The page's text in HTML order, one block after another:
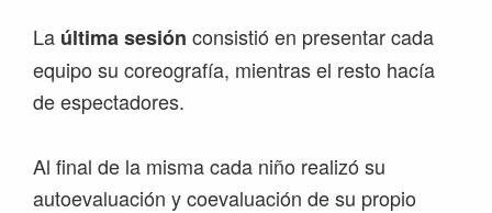
La última sesión consistió en presentar cada
equipo su coreografía, mientras el resto hacía
de espectadores.
Al final de la misma cada niño realizó su
autoevaluación y coevaluación de su propio